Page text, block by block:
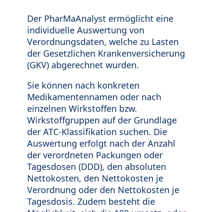
Der PharMaAnalyst ermöglicht eine
individuelle Auswertung von
Verordnungsdaten, welche zu Lasten
der Gesetzlichen Krankenversicherung
(GKV) abgerechnet wurden.
Sie können nach konkreten
Medikamentennamen oder nach
einzelnen Wirkstoffen bzw.
Wirkstoffgruppen auf der Grundlage
der ATC-Klassifikation suchen. Die
Auswertung erfolgt nach der Anzahl
der verordneten Packungen oder
Tagesdosen (DDD), den absoluten
Nettokosten, den Nettokosten je
Verordnung oder den Nettokosten je
Tagesdosis. Zudem besteht die